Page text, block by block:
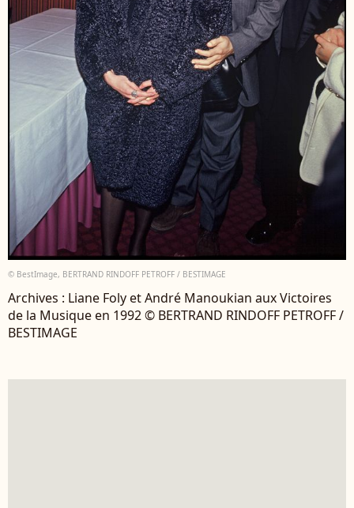
© BestImage, BERTRAND RINDOFF PETROFF / BESTIMAGE
Archives : Liane Foly et André Manoukian aux Victoires
de la Musique en 1992 © BERTRAND RINDOFF PETROFF /
BESTIMAGE